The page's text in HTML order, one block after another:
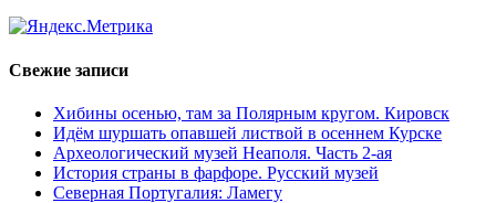
Свежие записи
Хибины осенью, там за Полярным кругом. Кировск
Идём шуршать опавшей листвой в осеннем Курске
Археологический музей Неаполя. Часть 2-ая
История страны в фарфоре. Русский музей
Северная Португалия: Ламегу